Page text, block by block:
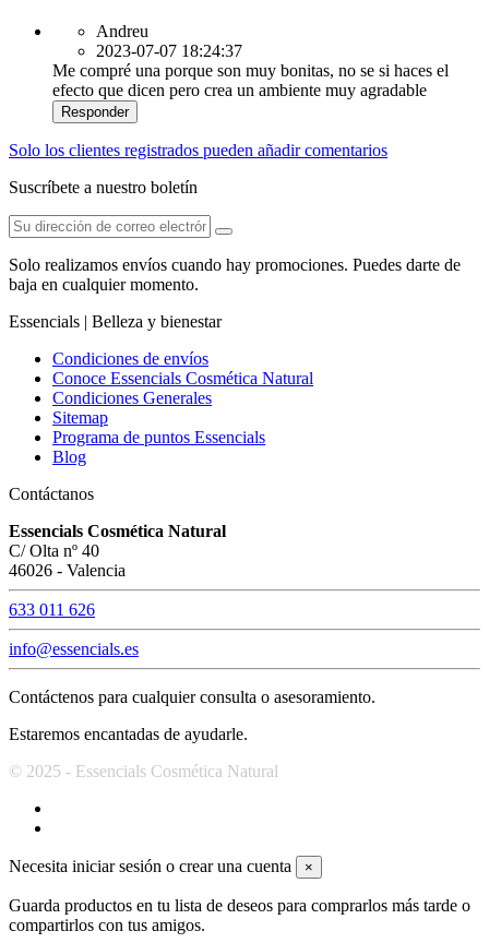
Andreu
2023-07-07 18:24:37
Me compré una porque son muy bonitas, no se si haces el
efecto que dicen pero crea un ambiente muy agradable
Responder
Solo los clientes registrados pueden añadir comentarios
Suscríbete a nuestro boletín
Solo realizamos envíos cuando hay promociones. Puedes darte de
baja en cualquier momento.
Essencials | Belleza y bienestar
Condiciones de envíos
Conoce Essencials Cosmética Natural
Condiciones Generales
Sitemap
Programa de puntos Essencials
Blog
Contáctanos
Essencials Cosmética Natural
C/ Olta nº 40
46026 - Valencia
633 011 626
info@essencials.es
Contáctenos para cualquier consulta o asesoramiento.
Estaremos encantadas de ayudarle.
© 2025 - Essencials Cosmética Natural
Necesita iniciar sesión o crear una cuenta ×
Guarda productos en tu lista de deseos para comprarlos más tarde o
compartirlos con tus amigos.